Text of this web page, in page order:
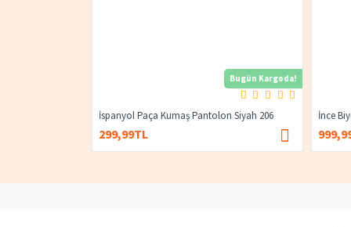
Bugün Kargoda!
İspanyol Paça Kumaş Pantolon Siyah 206
299,99TL
İnce